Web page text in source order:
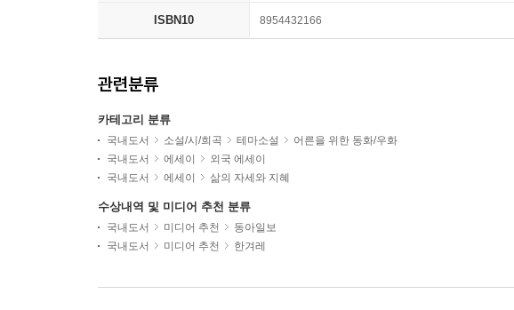
ISBN10 8954432166
관련분류
카테고리 분류
국내도서 소설/시/희곡 테마소설
어른을 위한 동화/우화
국내도서
에세이
외국 에세이
국내도서
에세이 삶의 자세와 지혜
수상내역 및 미디어 추천 분류
국내도서 미디어 추천
동아일보
국내도서
미디어 추천 한겨레